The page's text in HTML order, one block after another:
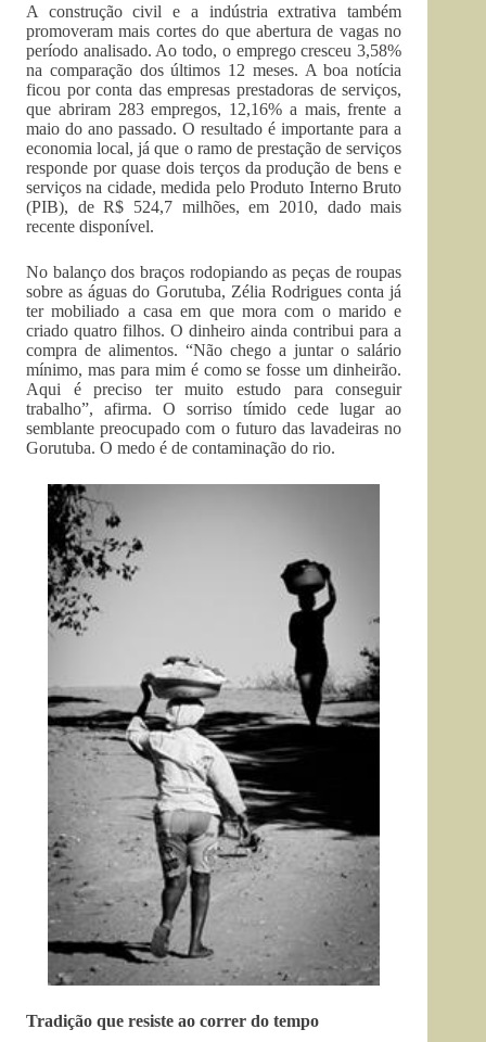
A construção civil e a indústria extrativa também
promoveram mais cortes do que abertura de vagas no
período analisado. Ao todo, o emprego cresceu 3,58%
na comparação dos últimos 12 meses. A boa notícia
ficou por conta das empresas prestadoras de serviços,
que abriram 283 empregos, 12,16% a mais, frente a
maio do ano passado. O resultado é importante para a
economia local, já que o ramo de prestação de serviços
responde por quase dois terços da produção de bens e
serviços na cidade, medida pelo Produto Interno Bruto
(PIB), de R$ 524,7 milhões, em 2010, dado mais
recente disponível.
No balanço dos braços rodopiando as peças de roupas
sobre as águas do Gorutuba, Zélia Rodrigues conta já
ter mobiliado a casa em que mora com o marido e
criado quatro filhos. O dinheiro ainda contribui para a
compra de alimentos. “Não chego a juntar o salário
mínimo, mas para mim é como se fosse um dinheirão.
Aqui é preciso ter muito estudo para conseguir
trabalho”, afirma. O sorriso tímido cede lugar ao
semblante preocupado com o futuro das lavadeiras no
Gorutuba. O medo é de contaminação do rio.
Tradição que resiste ao correr do tempo